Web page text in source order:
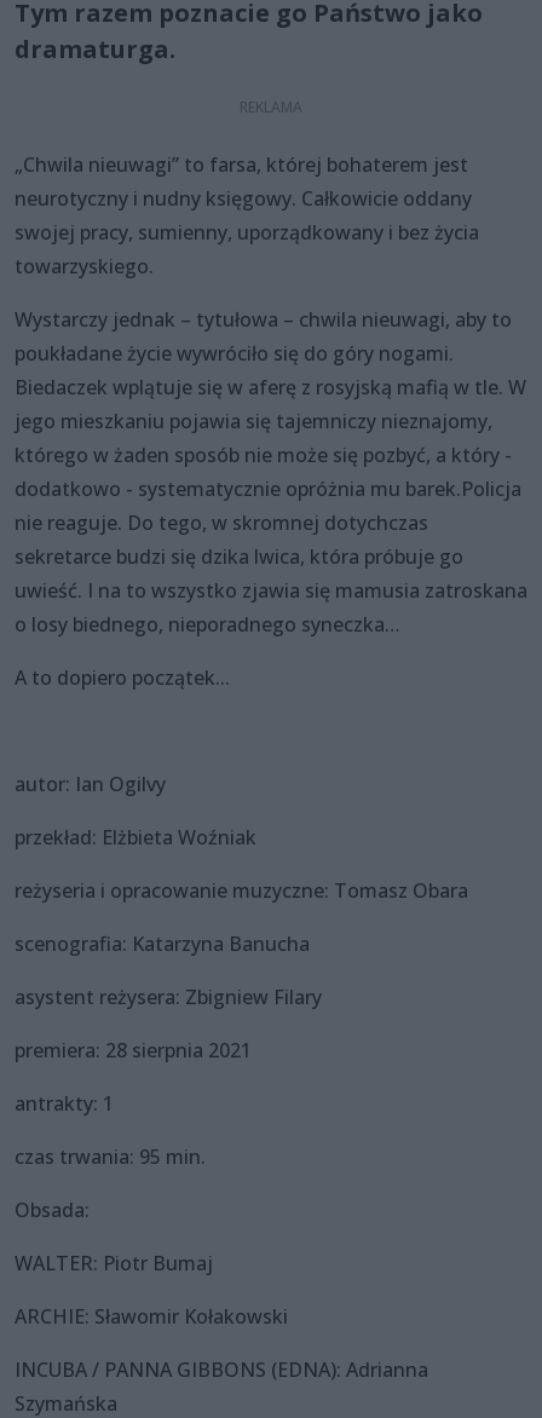
Tym razem poznacie go Państwo jako
dramaturga.
„Chwila nieuwagi” to farsa, której bohaterem jest
neurotyczny i nudny księgowy. Całkowicie oddany
swojej pracy, sumienny, uporządkowany i bez życia
towarzyskiego.
Wystarczy jednak – tytułowa – chwila nieuwagi, aby to
poukładane życie wywróciło się do góry nogami.
Biedaczek wplątuje się w aferę z rosyjską mafią w tle. W
jego mieszkaniu pojawia się tajemniczy nieznajomy,
którego w żaden sposób nie może się pozbyć, a który -
dodatkowo - systematycznie opróżnia mu barek.Policja
nie reaguje. Do tego, w skromnej dotychczas
sekretarce budzi się dzika lwica, która próbuje go
uwieść. I na to wszystko zjawia się mamusia zatroskana
o losy biednego, nieporadnego syneczka…
A to dopiero początek...
autor: Ian Ogilvy
przekład: Elżbieta Woźniak
reżyseria i opracowanie muzyczne: Tomasz Obara
scenografia: Katarzyna Banucha
asystent reżysera: Zbigniew Filary
premiera: 28 sierpnia 2021
antrakty: 1
czas trwania: 95 min.
Obsada:
WALTER: Piotr Bumaj
ARCHIE: Sławomir Kołakowski
INCUBA / PANNA GIBBONS (EDNA): Adrianna
Szymańska